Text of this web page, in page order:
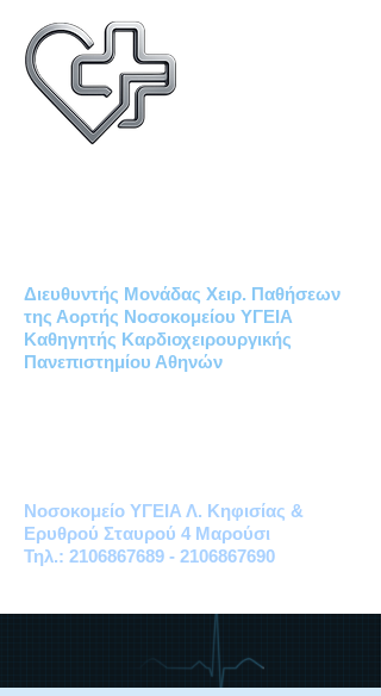
Διευθυντής Μονάδας Χειρ. Παθήσεων
της Αορτής Νοσοκομείου ΥΓΕΙΑ
Καθηγητής Καρδιοχειρουργικής
Πανεπιστημίου Αθηνών
Νοσοκομείο ΥΓΕΙΑ Λ. Κηφισίας &
Ερυθρού Σταυρού 4 Μαρούσι
Τηλ.: 2106867689 - 2106867690